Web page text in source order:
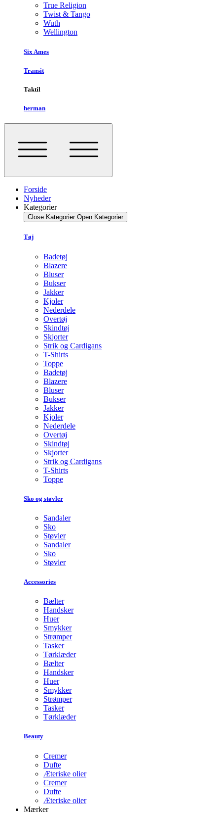
True Religion
Twist & Tango
Wuth
Wellington
Six Ames
Transit
Taktil
herman
Forside
Nyheder
Kategorier
Close Kategorier Open Kategorier
Tøj
Badetøj
Blazere
Bluser
Bukser
Jakker
Kjoler
Nederdele
Overtøj
Skindtøj
Skjorter
Strik og Cardigans
T-Shirts
Toppe
Badetøj
Blazere
Bluser
Bukser
Jakker
Kjoler
Nederdele
Overtøj
Skindtøj
Skjorter
Strik og Cardigans
T-Shirts
Toppe
Sko og støvler
Sandaler
Sko
Støvler
Sandaler
Sko
Støvler
Accessories
Bælter
Handsker
Huer
Smykker
Strømper
Tasker
Tørklæder
Bælter
Handsker
Huer
Smykker
Strømper
Tasker
Tørklæder
Beauty
Cremer
Dufte
Æteriske olier
Cremer
Dufte
Æteriske olier
Mærker